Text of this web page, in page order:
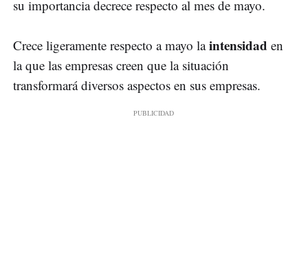
su importancia decrece respecto al mes de mayo.
Crece ligeramente respecto a mayo laintensidad en
la que las empresas creen que la situación
transformará diversos aspectos en sus empresas.